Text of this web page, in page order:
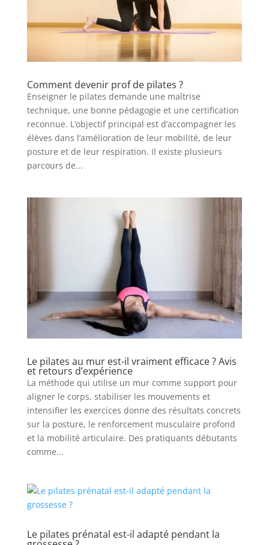
Comment devenir prof de pilates ?
Enseigner le pilates demande une maîtrise
technique, une bonne pédagogie et une certification
reconnue. L’objectif principal est d’accompagner les
élèves dans l’amélioration de leur mobilité, de leur
posture et de leur respiration. Il existe plusieurs
parcours de...
Le pilates au mur est-il vraiment efficace ? Avis
et retours d’expérience
La méthode qui utilise un mur comme support pour
aligner le corps, stabiliser les mouvements et
intensifier les exercices donne des résultats concrets
sur la posture, le renforcement musculaire profond
et la mobilité articulaire. Des pratiquants débutants
comme...
Le pilates prénatal est-il adapté pendant la